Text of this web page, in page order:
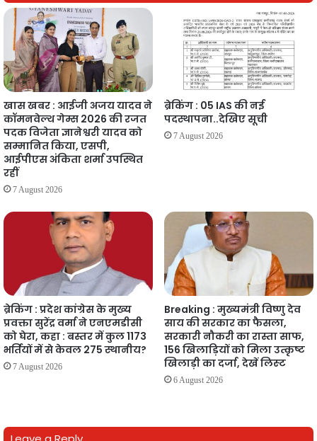
खास खबर : आईजी अजय यादव ने
कॉमनवेल्थ गेम्स 2026 की रजत
पदक विजेता ज्ञानेश्वरी यादव को
सम्मानित किया, एसपी,
आईपीएस अंकिता शर्मा उपस्थित
रहीं
7 August 2026
ब्रेकिंग : 05 IAS की नई
पदस्थापना..देखिए सूची
7 August 2026
ब्रेकिंग : प्रदेश कांग्रेस के मुख्य
प्रवक्ता सुरेंद्र वर्मा ने एनएमडीसी
को घेरा, कहा : बस्तर में कुल 1173
भर्तियों में से केवल 275 स्थानीय?
7 August 2026
Breaking : मुख्यमंत्री विष्णु देव
साय की सरकार का फैसला,
सरकारी नौकरी का रास्ता साफ,
156 खिलाड़ियों को मिला उत्कृष्ट
खिलाड़ी का दर्जा, देखें लिस्‍ट
6 August 2026